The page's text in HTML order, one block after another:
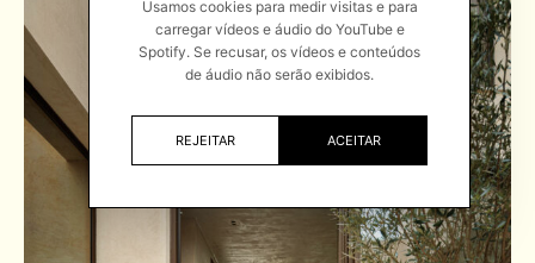
Usamos cookies para medir visitas e para
carregar vídeos e áudio do YouTube e
Spotify. Se recusar, os vídeos e conteúdos
de áudio não serão exibidos.
REJEITAR ACEITAR